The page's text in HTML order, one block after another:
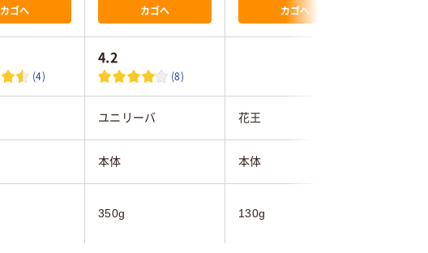
カゴへ カゴへ カゴへ
(4)
4.2
(8)
ユニリーバ 花王
本体 本体
350g 130g